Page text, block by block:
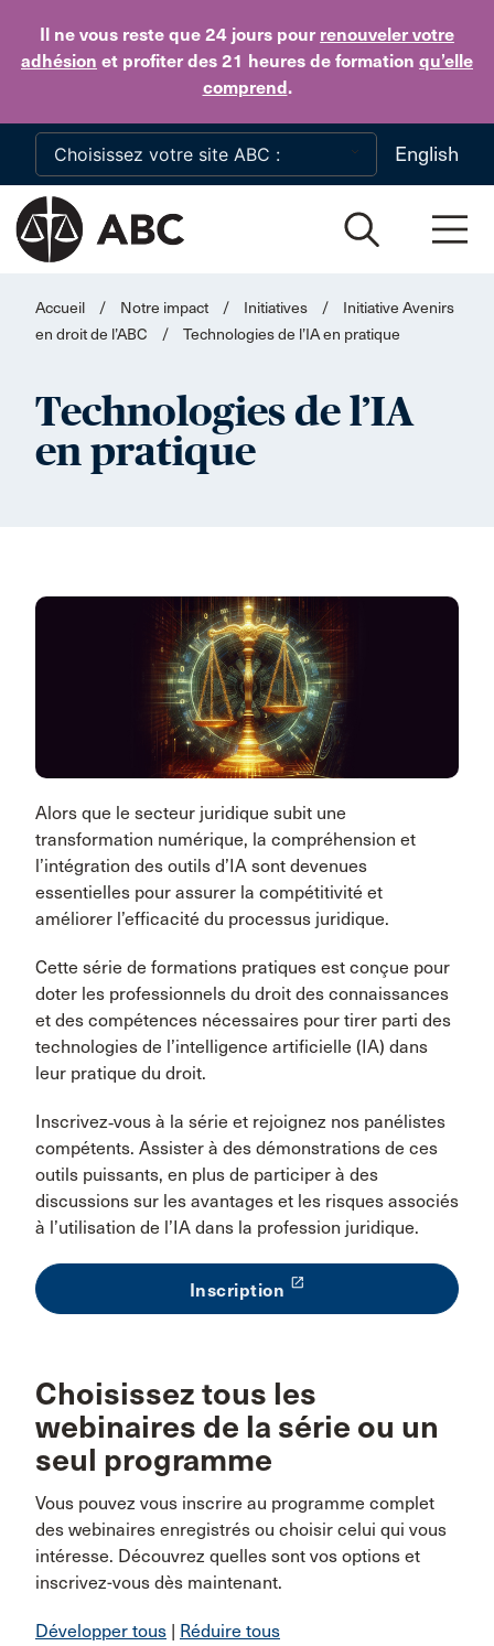
Il ne vous reste que 24 jours pour renouveler votre
adhésion et profiter des 21 heures de formation qu’elle
comprend.
Skip to main content
English
Accueil / Notre impact / Initiatives /
Initiative Avenirs
en droit de l’ABC
/ Technologies de l’IA en pratique
Technologies de l’IA
en pratique
Alors que le secteur juridique subit une
transformation numérique, la compréhension et
l’intégration des outils d’IA sont devenues
essentielles pour assurer la compétitivité et
améliorer l’efficacité du processus juridique.
Cette série de formations pratiques est conçue pour
doter les professionnels du droit des connaissances
et des compétences nécessaires pour tirer parti des
technologies de l’intelligence artificielle (IA) dans
leur pratique du droit.
Inscrivez‑vous à la série et rejoignez nos panélistes
compétents. Assister à des démonstrations de ces
outils puissants, en plus de participer à des
discussions sur les avantages et les risques associés
à l’utilisation de l’IA dans la profession juridique.
Inscription launch
Choisissez tous les
webinaires de la série ou un
seul programme
Vous pouvez vous inscrire au programme complet
des webinaires enregistrés ou choisir celui qui vous
intéresse. Découvrez quelles sont vos options et
inscrivez-vous dès maintenant.
Développer tous | Réduire tous